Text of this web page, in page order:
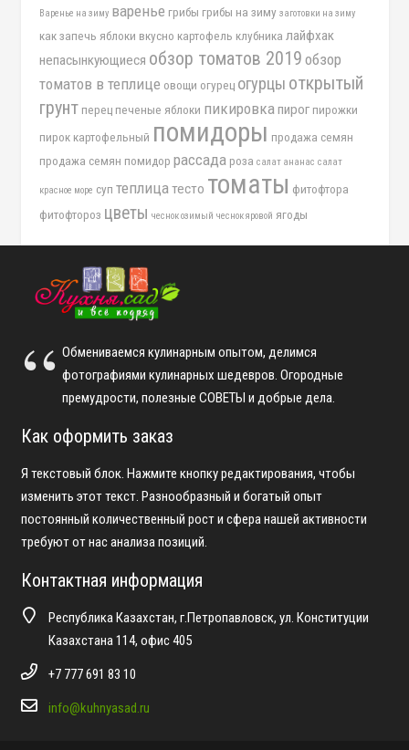
Варенье на зиму варенье грибы грибы на зиму заготовки на зиму
как запечь яблоки вкусно картофель клубника лайфхак
непасынкующиеся обзор томатов 2019 обзор
томатов в теплице овощи огурец огурцы открытый
грунт перец печеные яблоки пикировка пирог пирожки
пирок картофельный помидоры продажа семян
продажа семян помидор рассада роза салат ананас салат
красное море суп теплица тесто томаты фитофтора
фитофтороз цветы чеснок озимый чеснок яровой ягоды
Обмениваемся кулинарным опытом, делимся
фотографиями кулинарных шедевров. Огородные
премудрости, полезные СОВЕТЫ и добрые дела.
Как оформить заказ
Я текстовый блок. Нажмите кнопку редактирования, чтобы
изменить этот текст. Разнообразный и богатый опыт
постоянный количественный рост и сфера нашей активности
требуют от нас анализа позиций.
Контактная информация
Республика Казахстан, г.Петропавловск, ул. Конституции
Казахстана 114, офис 405
+7 777 691 83 10
info@kuhnyasad.ru